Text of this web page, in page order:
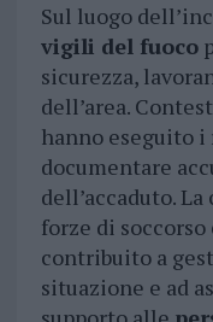
Sul luogo
vigili del fuoco
sicurezza,
dell’area.
hanno eseguito
documentare
dell’accaduto.
forze di
contribuito a
situazione e ad